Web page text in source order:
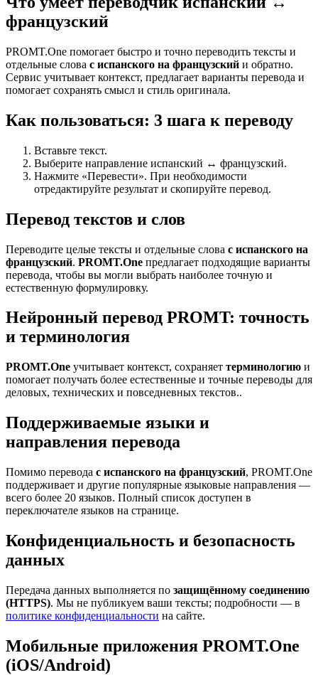
французский
PROMT.One помогает быстро и точно переводить тексты и
отдельные слова с испанского на французский и обратно.
Сервис учитывает контекст, предлагает варианты перевода и
помогает сохранять смысл и стиль оригинала.
Как пользоваться: 3 шага к переводу
Вставьте текст.
Выберите направление испанский ↔ французский.
Нажмите «Перевести». При необходимости
отредактируйте результат и скопируйте перевод.
Перевод текстов и слов
Переводите целые тексты и отдельные слова с испанского на
французский. PROMT.One предлагает подходящие варианты
перевода, чтобы вы могли выбрать наиболее точную и
естественную формулировку.
Нейронный перевод PROMT: точность
и терминология
PROMT.One учитывает контекст, сохраняет терминологию и
помогает получать более естественные и точные переводы для
деловых, технических и повседневных текстов..
Поддерживаемые языки и
направления перевода
Помимо перевода с испанского на французский, PROMT.One
поддерживает и другие популярные языковые направления —
всего более 20 языков. Полный список доступен в
переключателе языков на странице.
Конфиденциальность и безопасность
данных
Передача данных выполняется по защищённому соединению
(HTTPS). Мы не публикуем ваши тексты; подробности — в
политике конфиденциальности на сайте.
Мобильные приложения PROMT.One
(iOS/Android)